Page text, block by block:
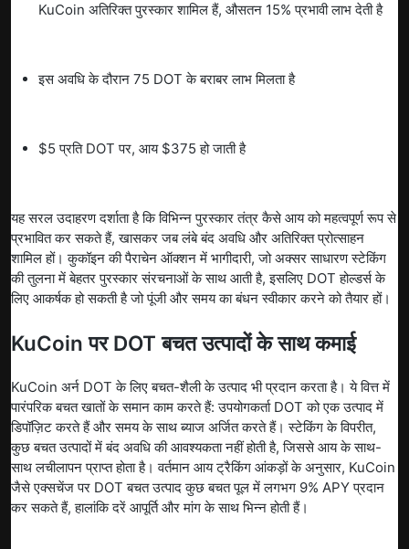
KuCoin अतिरिक्त पुरस्कार शामिल हैं, औसतन 15% प्रभावी लाभ देती है
इस अवधि के दौरान 75 DOT के बराबर लाभ मिलता है
$5 प्रति DOT पर, आय $375 हो जाती है
यह सरल उदाहरण दर्शाता है कि विभिन्न पुरस्कार तंत्र कैसे आय को महत्वपूर्ण रूप से
प्रभावित कर सकते हैं, खासकर जब लंबे बंद अवधि और अतिरिक्त प्रोत्साहन
शामिल हों। कुकॉइन की पैराचेन ऑक्शन में भागीदारी, जो अक्सर साधारण स्टेकिंग
की तुलना में बेहतर पुरस्कार संरचनाओं के साथ आती है, इसलिए DOT होल्डर्स के
लिए आकर्षक हो सकती है जो पूंजी और समय का बंधन स्वीकार करने को तैयार हों।
KuCoin पर DOT बचत उत्पादों के साथ कमाई
KuCoin अर्न DOT के लिए बचत-शैली के उत्पाद भी प्रदान करता है। ये वित्त में
पारंपरिक बचत खातों के समान काम करते हैं: उपयोगकर्ता DOT को एक उत्पाद में
डिपॉज़िट करते हैं और समय के साथ ब्याज अर्जित करते हैं। स्टेकिंग के विपरीत,
कुछ बचत उत्पादों में बंद अवधि की आवश्यकता नहीं होती है, जिससे आय के साथ-
साथ लचीलापन प्राप्त होता है। वर्तमान आय ट्रैकिंग आंकड़ों के अनुसार, KuCoin
जैसे एक्सचेंज पर DOT बचत उत्पाद कुछ बचत पूल में लगभग 9% APY प्रदान
कर सकते हैं, हालांकि दरें आपूर्ति और मांग के साथ भिन्न होती हैं।